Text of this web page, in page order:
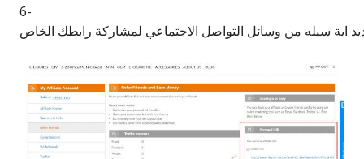
6-
اية سيله من وسائل التواصل الاجتماعي لمشاركة رابطك الخاص